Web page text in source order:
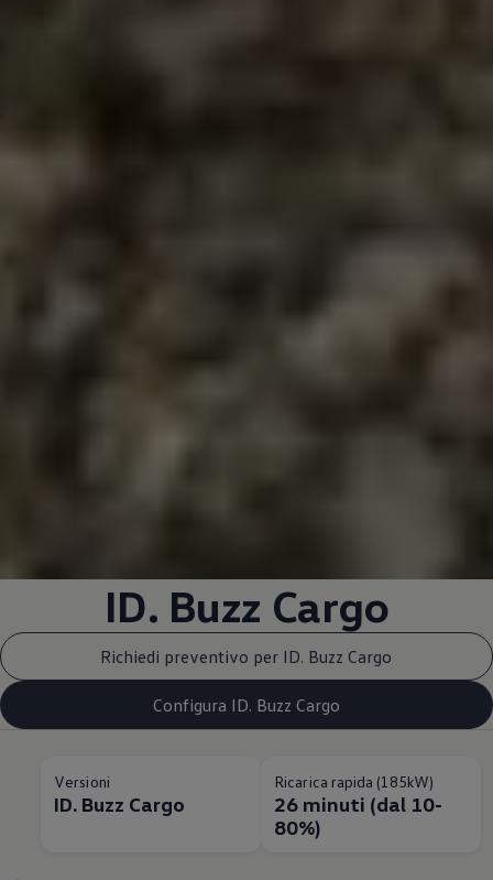
ID. Buzz Cargo
Richiedi preventivo per ID. Buzz Cargo
Configura ID. Buzz Cargo
Versioni
ID. Buzz Cargo
Ricarica rapida (185kW)
26 minuti (dal 10-
80%)